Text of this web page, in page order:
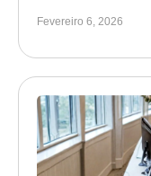
Fevereiro 6, 2026